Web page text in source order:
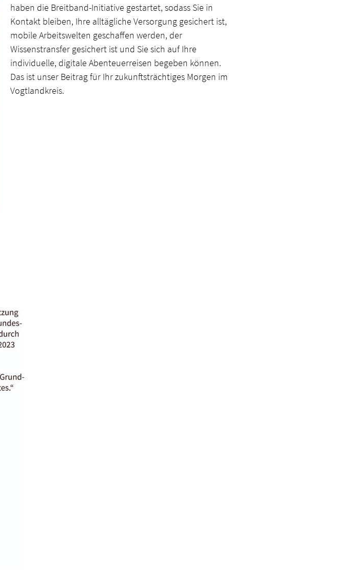
haben die Breitband-Initiative gestartet, sodass Sie in
Kontakt bleiben, Ihre alltägliche Versorgung gesichert ist,
mobile Arbeitswelten geschaffen werden, der
Wissenstransfer gesichert ist und Sie sich auf Ihre
individuelle, digitale Abenteuerreisen begeben können.
Das ist unser Beitrag für Ihr zukunftsträchtiges Morgen im
Vogtlandkreis.